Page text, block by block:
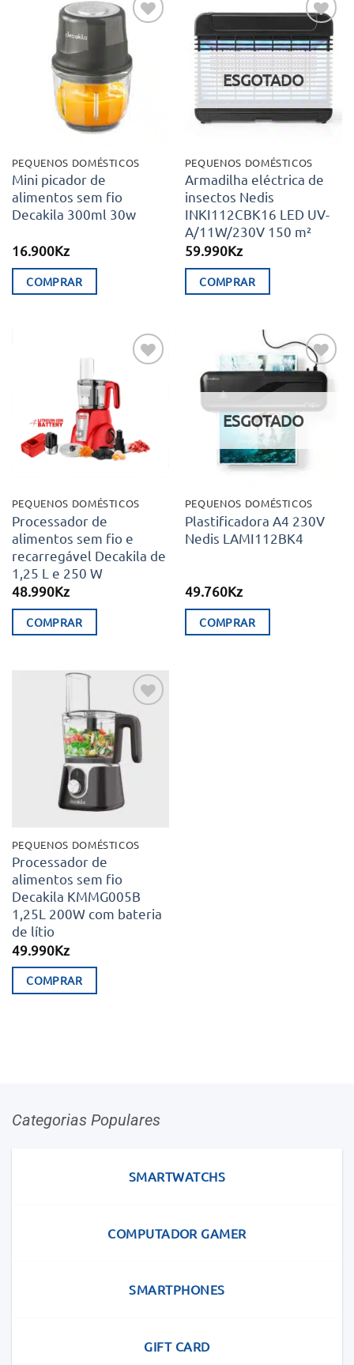
Adicionar
aos meus
desejos
PEQUENOS DOMÉSTICOS
Mini picador de
alimentos sem fio
Decakila 300ml 30w
16.900Kz
COMPRAR
Adicionar
aos meus
desejos
ESGOTADO
PEQUENOS DOMÉSTICOS
Armadilha eléctrica de
insectos Nedis
INKI112CBK16 LED UV-
A/11W/230V 150 m²
59.990Kz
COMPRAR
Adicionar
aos meus
desejos
PEQUENOS DOMÉSTICOS
Processador de
alimentos sem fio e
recarregável Decakila de
1,25 L e 250 W
48.990Kz
COMPRAR
Adicionar
aos meus
desejos
ESGOTADO
PEQUENOS DOMÉSTICOS
Plastificadora A4 230V
Nedis LAMI112BK4
49.760Kz
COMPRAR
Adicionar
aos meus
desejos
PEQUENOS DOMÉSTICOS
Processador de
alimentos sem fio
Decakila KMMG005B
1,25L 200W com bateria
de lítio
49.990Kz
COMPRAR
Categorias Populares
SMARTWATCHS
COMPUTADOR GAMER
SMARTPHONES
GIFT CARD